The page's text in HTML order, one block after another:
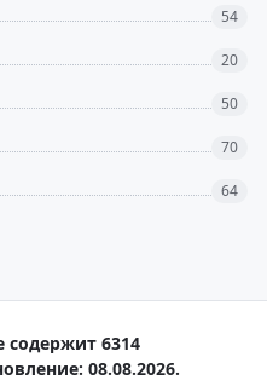
54
20
50
70
64
содержит 6314
08.08.2026.